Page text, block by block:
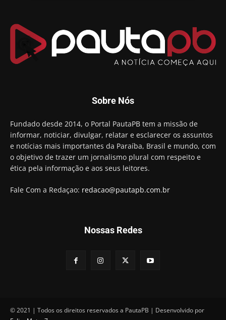
Sobre Nós
Fundado desde 2014, o Portal PautaPB tem a missão de
informar, noticiar, divulgar, relatar e esclarecer os assuntos
e notícias mais importantes da Paraíba, Brasil e mundo, com
o objetivo de trazer um jornalismo plural com respeito e
ética pela informação e aos seus leitores.
Fale Com a Redaçao: redacao@pautapb.com.br
Nossas Redes
© 2021 | Todos os direitos reservados a PautaPB | Desenvolvido por